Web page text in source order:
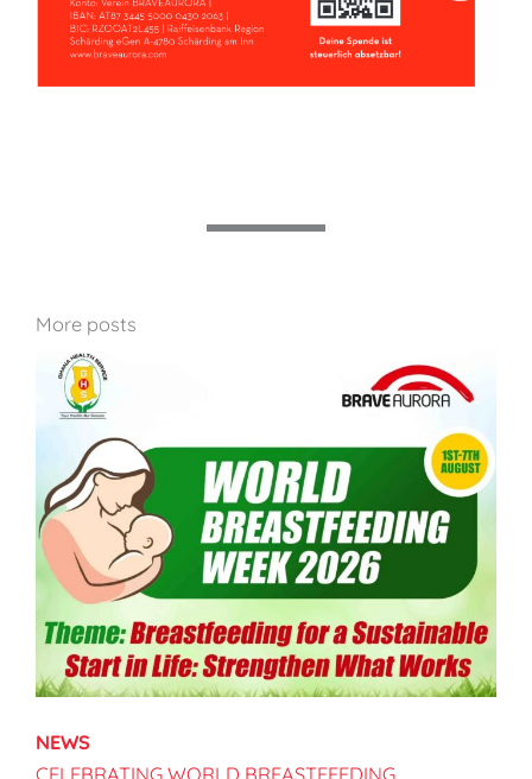
More posts
NEWS
CELEBRATING WORLD BREASTFEEDING